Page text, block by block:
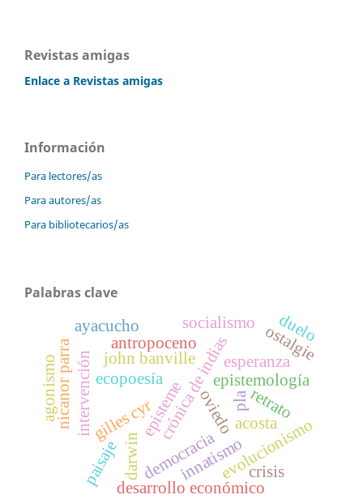
Revistas amigas
Enlace a Revistas amigas
Información
Para lectores/as
Para autores/as
Para bibliotecarios/as
Palabras clave
esperanza
crónica de indias
democracia
desarrollo económico
gilles cyr
john banville
epistemología
episteme
innatismo
darwin
oviedo
intervención acosta
evolucionismo
nicanor parra ecopoesía
agonismo
antropoceno
crisis
retrato
pla
paisaje
ayacucho socialismo ostalgie
duelo